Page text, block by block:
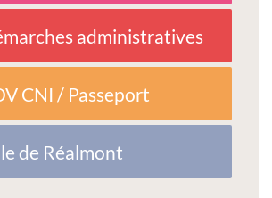
administratives
CNI / Passeport
de Réalmont